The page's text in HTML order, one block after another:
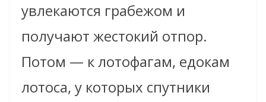
увлекаются грабежом и
получают жестокий отпор.
Потом — к лотофагам, едокам
лотоса, у которых спутники